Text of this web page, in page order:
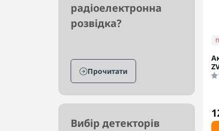
радіоелектронна
розвідка?
Прочитати
Вибір детекторів